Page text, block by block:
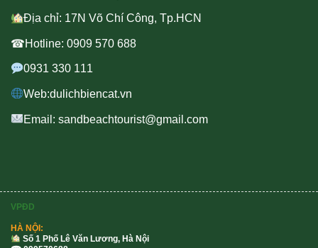
Địa chỉ: 17N Võ Chí Công, Tp.HCN
☎Hotline: 0909 570 688
0931 330 111
Web:dulichbiencat.vn
Email: sandbeachtourist@gmail.com
VPĐD
HÀ NỘI:
Số 1 Phố Lê Văn Lương, Hà Nội